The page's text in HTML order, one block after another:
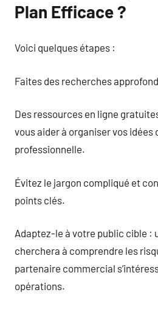
Plan Efficace ?
Voici quelques étapes :
Faites des recherches
Des ressources en ligne
vous aider à organiser vos idées
professionnelle.
Évitez le jargon compliqué et
points clés.
Adaptez-le à votre public cible :
cherchera à comprendre les
partenaire commercial
opérations.